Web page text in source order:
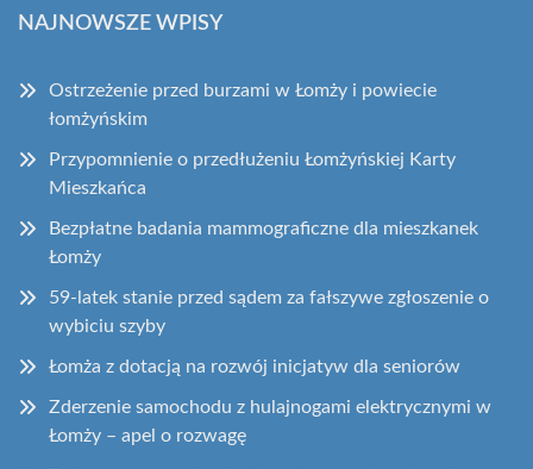
NAJNOWSZE WPISY
Ostrzeżenie przed burzami w Łomży i powiecie
łomżyńskim
Przypomnienie o przedłużeniu Łomżyńskiej Karty
Mieszkańca
Bezpłatne badania mammograficzne dla mieszkanek
Łomży
59-latek stanie przed sądem za fałszywe zgłoszenie o
wybiciu szyby
Łomża z dotacją na rozwój inicjatyw dla seniorów
Zderzenie samochodu z hulajnogami elektrycznymi w
Łomży – apel o rozwagę